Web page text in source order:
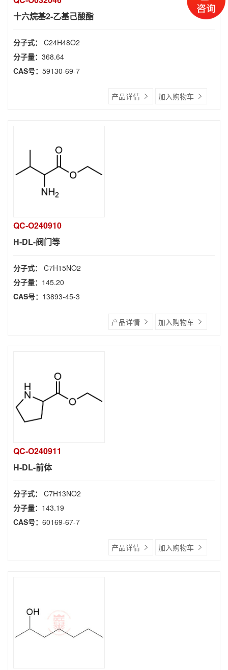
十六烷基2-乙基己酸酯
分子式： C24H48O2
分子量： 368.64
CAS号： 59130-69-7
产品详情 加入购物车
QC-O240910
H-DL-阀门等
分子式： C7H15NO2
分子量： 145.20
CAS号： 13893-45-3
产品详情 加入购物车
QC-O240911
H-DL-前体
分子式： C7H13NO2
分子量： 143.19
CAS号： 60169-67-7
产品详情 加入购物车